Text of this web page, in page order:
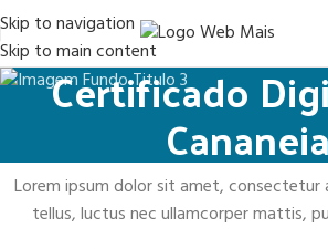
Skip to navigation
Skip to main content
Certificado
Cananeia
Lorem ipsum dolor sit amet, consectetur
tellus, luctus nec ullamcorper mattis,